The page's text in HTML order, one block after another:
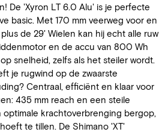
De 'Xyron LT 6.0 Alu' is je perfecte
basic. Met 170 mm veerweg voor en
de 29' Wielen kan hij echt alle ruw
en de accu van 800 Wh
snelheid, zelfs als het steiler wordt.
je rugwind op de zwaarste
Centraal, efficiënt en klaar voor
435 mm reach en een steile
krachtoverbrenging bergop,
te tillen. De Shimano 'XT'